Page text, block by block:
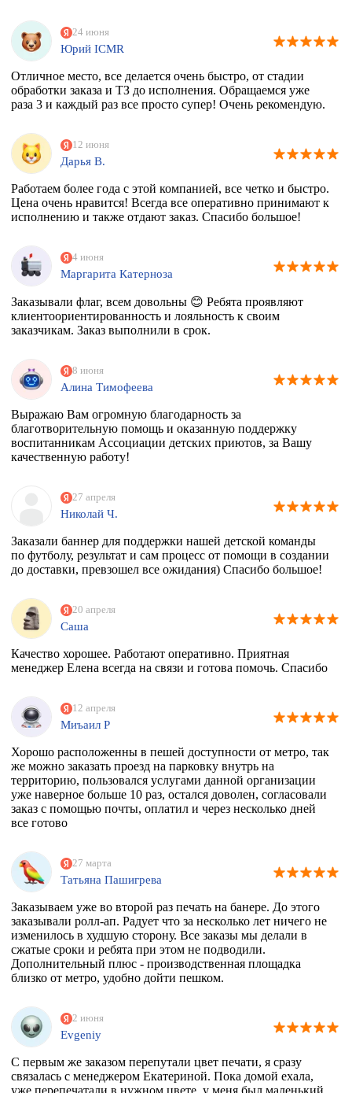
24 июня
Юрий ICMR
Отличное место, все делается очень быстро, от стадии
обработки заказа и ТЗ до исполнения. Обращаемся уже
раза 3 и каждый раз все просто супер! Очень рекомендую.
12 июня
Дарья В.
Работаем более года с этой компанией, все четко и быстро.
Цена очень нравится! Всегда все оперативно принимают к
исполнению и также отдают заказ. Спасибо большое!
4 июня
Маргарита Катерноза
Заказывали флаг, всем довольны 😊 Ребята проявляют
клиентоориентированность и лояльность к своим
заказчикам. Заказ выполнили в срок.
8 июня
Алина Тимофеева
Выражаю Вам огромную благодарность за
благотворительную помощь и оказанную поддержку
воспитанникам Ассоциации детских приютов, за Вашу
качественную работу!
27 апреля
Николай Ч.
Заказали баннер для поддержки нашей детской команды
по футболу, результат и сам процесс от помощи в создании
до доставки, превзошел все ожидания) Спасибо большое!
20 апреля
Саша
Качество хорошее. Работают оперативно. Приятная
менеджер Елена всегда на связи и готова помочь. Спасибо
12 апреля
Миъаил Р
Хорошо расположенны в пешей доступности от метро, так
же можно заказать проезд на парковку внутрь на
территорию, пользовался услугами данной организации
уже наверное больше 10 раз, остался доволен, согласовали
заказ с помощью почты, оплатил и через несколько дней
все готово
27 марта
Татьяна Пашигрева
Заказываем уже во второй раз печать на банере. До этого
заказывали ролл-ап. Радует что за несколько лет ничего не
изменилось в худшую сторону. Все заказы мы делали в
сжатые сроки и ребята при этом не подводили.
Дополнительный плюс - производственная площадка
близко от метро, удобно дойти пешком.
2 июня
Evgeniy
С первым же заказом перепутали цвет печати, я сразу
связалась с менеджером Екатериной. Пока домой ехала,